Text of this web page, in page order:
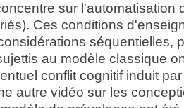
sur l'automatisation
Ces conditions
séquentielles,
au modèle classique
conflit cognitif induit
autre vidéo sur les